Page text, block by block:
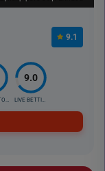
9.1
ΕΙΔΙΚΑ ΣΤΟΙΧ.
9.0
LIVE BETTING